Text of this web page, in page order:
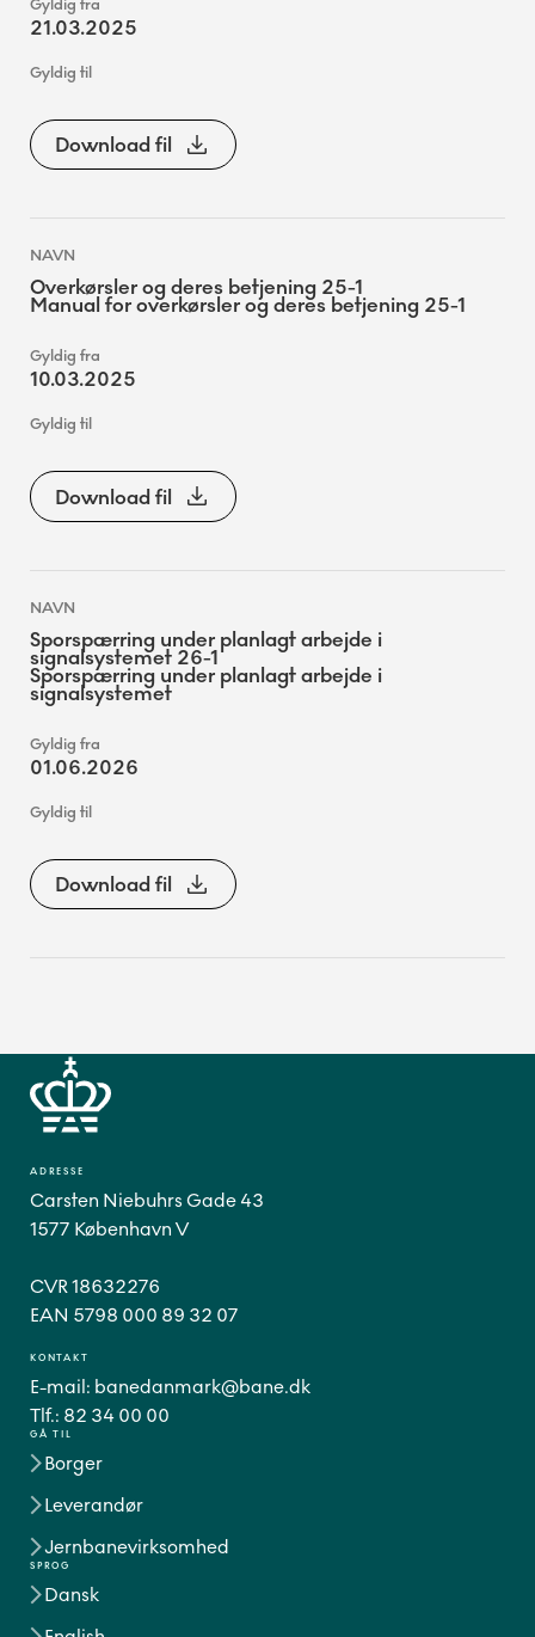
21.03.2025
Download fil
Overkørsler og deres betjening 25-1
Manual for overkørsler og deres betjening 25-1
10.03.2025
Download fil
Sporspærring under planlagt arbejde i
signalsystemet 26-1
Sporspærring under planlagt arbejde i
signalsystemet
01.06.2026
Download fil
GÅ TIL
Borger
Leverandør
Jernbanevirksomhed
SPROG
Dansk
ADRESSE
Carsten Niebuhrs Gade 43
1577 København V
CVR 18632276
EAN 5798 000 89 32 07
KONTAKT
E-mail: banedanmark@bane.dk
Tlf.: 82 34 00 00